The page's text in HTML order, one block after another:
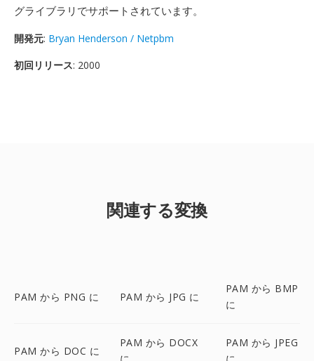
グライブラリでサポートされています。
開発元: Bryan Henderson / Netpbm
初回リリース: 2000
関連する変換
PAM から PNG に PAM から JPG に
PAM から BMP
に
PAM から DOC に
PAM から DOCX
PAM から JPEG